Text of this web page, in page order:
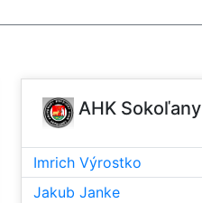
AHK Sokoľany
Imrich Výrostko
Jakub Janke